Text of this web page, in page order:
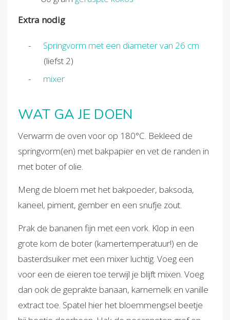
Extra nodig
Springvorm met een diameter van 26 cm
(liefst 2)
mixer
WAT GA JE DOEN
Verwarm de oven voor op 180°C. Bekleed de
springvorm(en) met bakpapier en vet de randen in
met boter of olie.
Meng de bloem met het bakpoeder, baksoda,
kaneel, piment, gember en een snufje zout.
Prak de bananen fijn met een vork. Klop in een
grote kom de boter (kamertemperatuur!) en de
basterdsuiker met een mixer luchtig. Voeg een
voor een de eieren toe terwijl je blijft mixen. Voeg
dan ook de geprakte banaan, karnemelk en vanille
extract toe. Spatel hier het bloemmengsel beetje